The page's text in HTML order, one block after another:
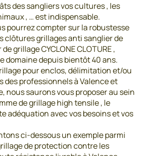
des sangliers vos cultures , les
, … est indispensable.
pourrez compter sur la robustesse
clôtures grillages anti sanglier de
grillage CYCLONE CLOTURE ,
domaine depuis bientôt 40 ans.
pour enclos, délimitation et/ou
des professionnels à Valence et
nous saurons vous proposer au sein
de grillage high tensile , le
adéquation avec vos besoins et vos
ci-dessous un exemple parmi
de protection contre les